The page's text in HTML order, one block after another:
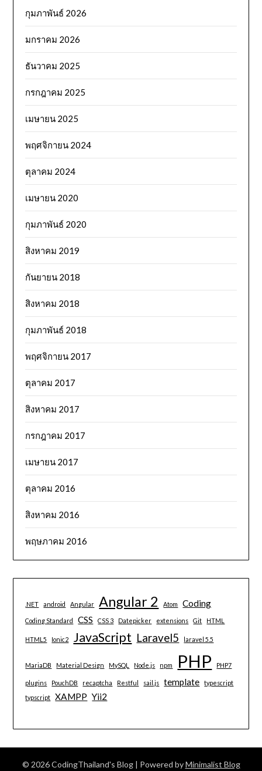
กุมภาพันธ์ 2026
มกราคม 2026
ธันวาคม 2025
กรกฎาคม 2025
เมษายน 2025
พฤศจิกายน 2024
ตุลาคม 2024
เมษายน 2020
กุมภาพันธ์ 2020
สิงหาคม 2019
กันยายน 2018
สิงหาคม 2018
กุมภาพันธ์ 2018
พฤศจิกายน 2017
ตุลาคม 2017
สิงหาคม 2017
กรกฎาคม 2017
เมษายน 2017
ตุลาคม 2016
สิงหาคม 2016
พฤษภาคม 2016
.NET android Angular Angular 2 Atom Coding
Coding Standard CSS CSS 3 Datepicker extensions Git HTML
HTML5 Ionic2 JavaScript Laravel5 laravel 5.5
MariaDB Material Design MySQL Node.js npm PHP PHP7
plugins PouchDB recaptcha Restful sail.js template
typescript
typscript
XAMPP Yii2
© 2026 CodingThailand's Blog | Powered byMinimalist Blog